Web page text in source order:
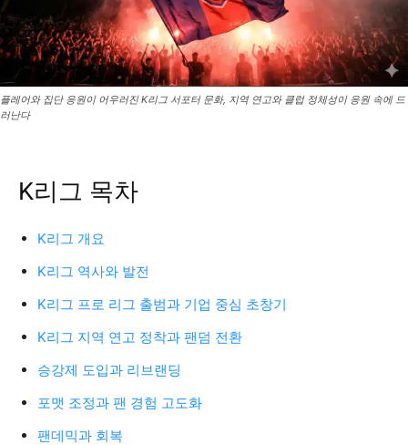
플레어와 집단 응원이 어우러진 K리그 서포터 문화, 지역 연고와 클럽 정체성이 응원 속에 드
러난다
K리그 목차
K리그 개요
K리그 역사와 발전
K리그 프로 리그 출범과 기업 중심 초창기
K리그 지역 연고 정착과 팬덤 전환
승강제 도입과 리브랜딩
포맷 조정과 팬 경험 고도화
팬데믹과 회복